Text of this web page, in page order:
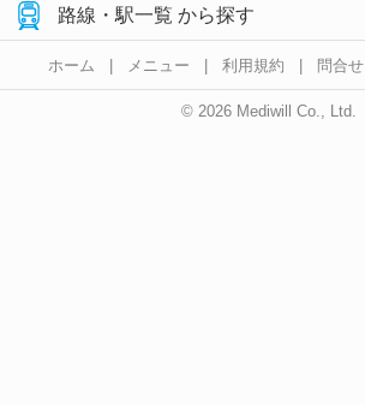
路線・駅一覧 から探す
ホーム | メニュー | 利用規約 | 問合せ
© 2026 Mediwill Co., Ltd.